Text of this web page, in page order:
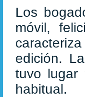
Los
móvil,
edición.
tuvo lugar
habitual.